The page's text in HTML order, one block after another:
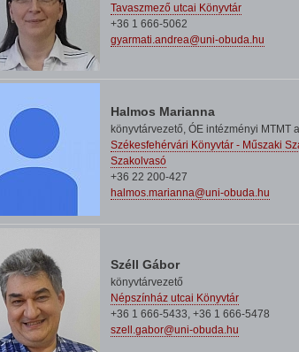
Tavaszmező utcai Könyvtár
+36 1 666-5062
gyarmati.andrea@uni-obuda.hu
Halmos Marianna
könyvtárvezető, ÓE intézményi MTMT
Székesfehérvári Könyvtár - Műszaki
Szakolvasó
+36 22 200-427
halmos.marianna@uni-obuda.hu
Széll Gábor
könyvtárvezető
Népszínház utcai Könyvtár
+36 1 666-5433, +36 1 666-5478
szell.gabor@uni-obuda.hu